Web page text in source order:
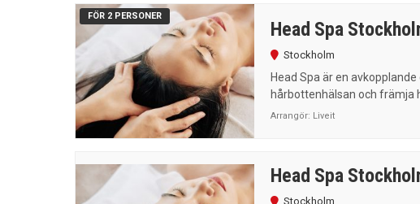
FÖR 2 PERSONER
Head Spa
Stockholm
Head Spa är en
hårbottenhälsan och främja
Arrangör: Liveit
Head Spa
Stockholm